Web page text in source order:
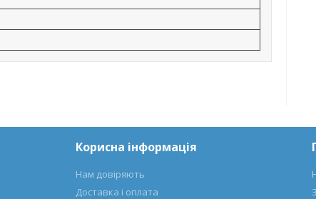
Корисна інформація
Нам довіряють
Доставка і оплата